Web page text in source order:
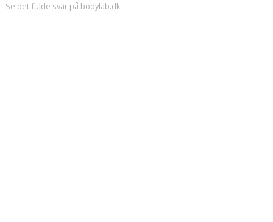
Se det fulde svar på bodylab.dk